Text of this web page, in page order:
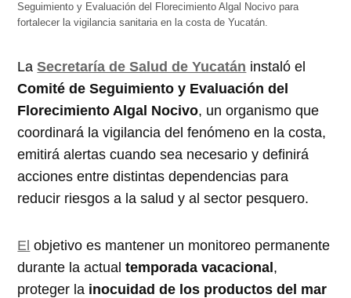
Seguimiento y Evaluación del Florecimiento Algal Nocivo para
fortalecer la vigilancia sanitaria en la costa de Yucatán.
LaSecretaría de Salud de Yucatán instaló el
Comité de Seguimiento y Evaluación del
Florecimiento Algal Nocivo, un organismo que
coordinará la vigilancia del fenómeno en la costa,
emitirá alertas cuando sea necesario y definirá
acciones entre distintas dependencias para
reducir riesgos a la salud y al sector pesquero.
El objetivo es mantener un monitoreo permanente
durante la actualtemporada vacacional,
proteger la inocuidad de los productos del mar